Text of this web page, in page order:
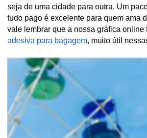
seja de uma cidade para outra. Um
tudo pago é excelente para quem ama
vale lembrar que a nossa gráfica online
adesiva para bagagem, muito útil